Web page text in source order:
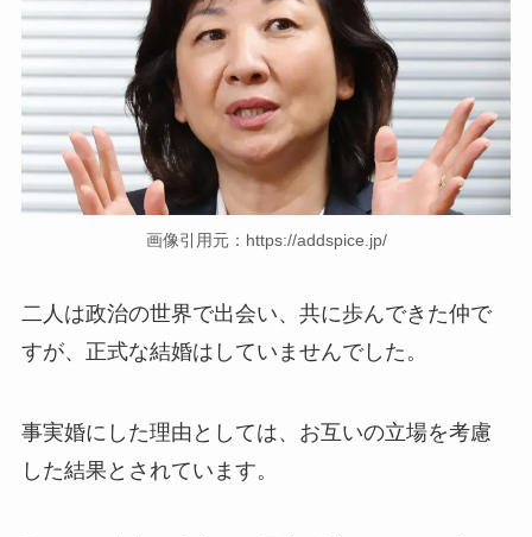
画像引用元：https://addspice.jp/
二人は政治の世界で出会い、共に歩んできた仲で
すが、正式な結婚はしていませんでした。
事実婚にした理由としては、お互いの立場を考慮
した結果とされています。